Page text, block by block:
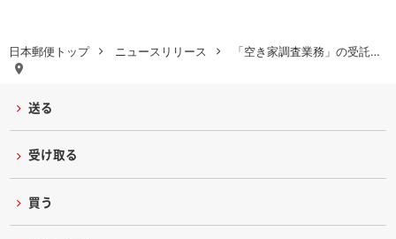
日本郵便トップ ニュースリリース 「空き家調査業務」の受託…
送る
受け取る
買う